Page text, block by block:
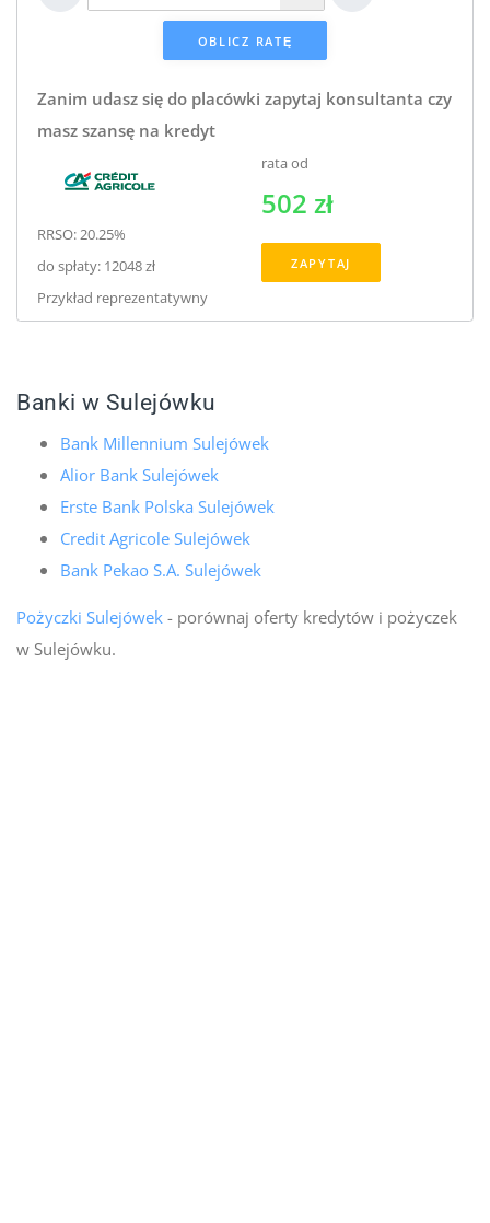
Zanim udasz się do placówki zapytaj konsultanta czy
masz szansę na kredyt
RRSO: 20.25%
do spłaty: 12048 zł
Przykład reprezentatywny
rata od
502 zł
ZAPYTAJ
Banki w Sulejówku
Bank Millennium Sulejówek
Alior Bank Sulejówek
Erste Bank Polska Sulejówek
Credit Agricole Sulejówek
Bank Pekao S.A. Sulejówek
Pożyczki Sulejówek- porównaj oferty kredytów i pożyczek
w Sulejówku.